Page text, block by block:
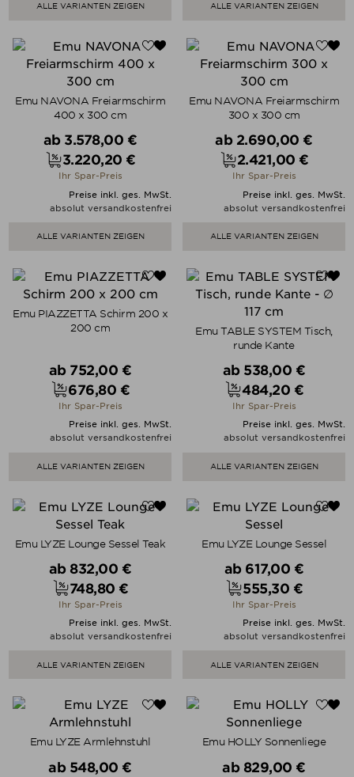
ALLE VARIANTEN ZEIGEN ALLE VARIANTEN ZEIGEN
Emu NAVONA Freiarmschirm
400 x 300 cm
Verkaufspreis
ab 3.578,00 €
Preis
3.220,20 €
Ihr Spar-Preis
Preise inkl. ges. MwSt.
absolut versandkostenfrei
ALLE VARIANTEN ZEIGEN
Emu NAVONA Freiarmschirm
300 x 300 cm
Verkaufspreis
ab 2.690,00 €
Preis
2.421,00 €
Ihr Spar-Preis
Preise inkl. ges. MwSt.
absolut versandkostenfrei
ALLE VARIANTEN ZEIGEN
Emu PIAZZETTA Schirm 200 x
200 cm
Verkaufspreis
ab 752,00 €
Preis
676,80 €
Ihr Spar-Preis
Preise inkl. ges. MwSt.
absolut versandkostenfrei
ALLE VARIANTEN ZEIGEN
Emu TABLE SYSTEM Tisch,
runde Kante
Verkaufspreis
ab 538,00 €
Preis
484,20 €
Ihr Spar-Preis
Preise inkl. ges. MwSt.
absolut versandkostenfrei
ALLE VARIANTEN ZEIGEN
Emu LYZE Lounge Sessel Teak
Verkaufspreis
ab 832,00 €
Preis
748,80 €
Ihr Spar-Preis
Preise inkl. ges. MwSt.
absolut versandkostenfrei
ALLE VARIANTEN ZEIGEN
Emu LYZE Lounge Sessel
Verkaufspreis
ab 617,00 €
Preis
555,30 €
Ihr Spar-Preis
Preise inkl. ges. MwSt.
absolut versandkostenfrei
ALLE VARIANTEN ZEIGEN
Emu LYZE Armlehnstuhl
Verkaufspreis
ab 548,00 €
Emu HOLLY Sonnenliege
Verkaufspreis
ab 829,00 €